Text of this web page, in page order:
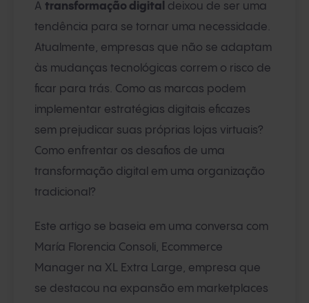
A transformação digital deixou de ser uma
tendência para se tornar uma necessidade.
Atualmente, empresas que não se adaptam
às mudanças tecnológicas correm o risco de
ficar para trás. Como as marcas podem
implementar estratégias digitais eficazes
sem prejudicar suas próprias lojas virtuais?
Como enfrentar os desafios de uma
transformação digital em uma organização
tradicional?
Este artigo se baseia em uma conversa com
María Florencia Consoli, Ecommerce
Manager na XL Extra Large, empresa que
se destacou na expansão em marketplaces